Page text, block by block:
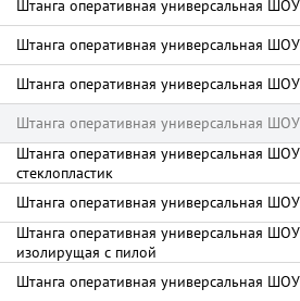
Штанга оперативная универсальная
Штанга оперативная универсальная
Штанга оперативная универсальная
Штанга оперативная универсальная
Штанга оперативная универсальная
стеклопластик
Штанга оперативная универсальная
Штанга оперативная универсальная
изолирущая с пилой
Штанга оперативная универсальная